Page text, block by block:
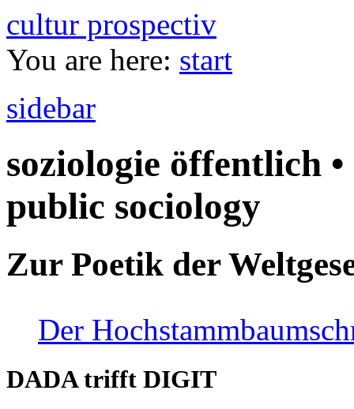
cultur prospectiv
You are here: start
sidebar
soziologie öffentlich
public sociology
Zur Poetik der
Der
DADA trifft DIGIT